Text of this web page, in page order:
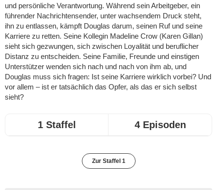
und persönliche Verantwortung. Während sein Arbeitgeber, ein
führender Nachrichtensender, unter wachsendem Druck steht,
ihn zu entlassen, kämpft Douglas darum, seinen Ruf und seine
Karriere zu retten. Seine Kollegin Madeline Crow (Karen Gillan)
sieht sich gezwungen, sich zwischen Loyalität und beruflicher
Distanz zu entscheiden. Seine Familie, Freunde und einstigen
Unterstützer wenden sich nach und nach von ihm ab, und
Douglas muss sich fragen: Ist seine Karriere wirklich vorbei? Und
vor allem – ist er tatsächlich das Opfer, als das er sich selbst
sieht?
1 Staffel 4 Episoden
Zur Staffel 1